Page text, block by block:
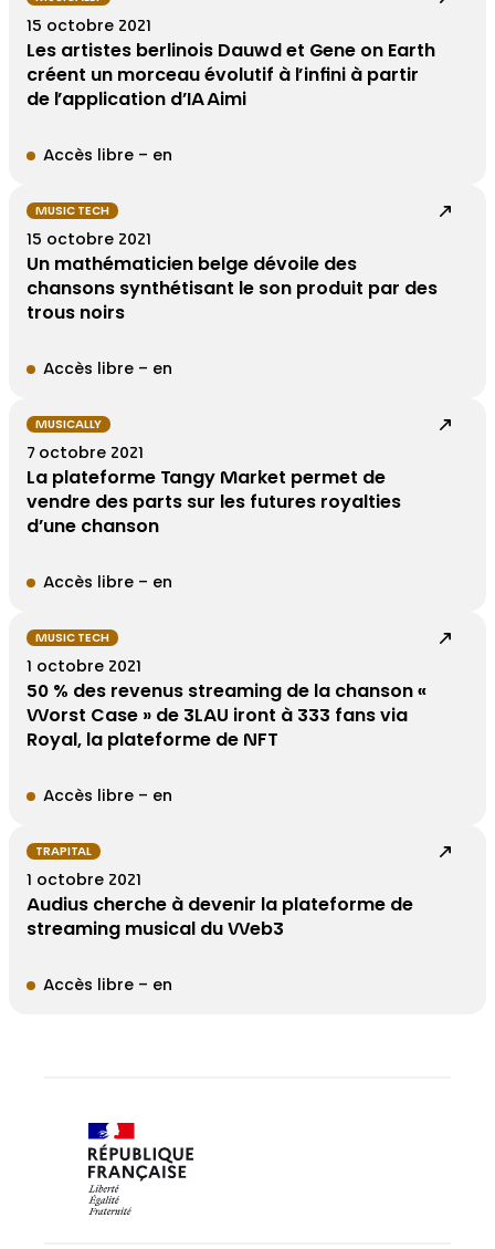
15 octobre 2021
Les artistes berlinois Dauwd et Gene on Earth
créent un morceau évolutif à l’infini à partir
de l’application d’IA Aimi
Accès libre – en
MUSIC TECH
15 octobre 2021
Un mathématicien belge dévoile des
chansons synthétisant le son produit par des
trous noirs
Accès libre – en
MUSICALLY
7 octobre 2021
La plateforme Tangy Market permet de
vendre des parts sur les futures royalties
d’une chanson
Accès libre – en
MUSIC TECH
1 octobre 2021
50 % des revenus streaming de la chanson «
Worst Case » de 3LAU iront à 333 fans via
Royal, la plateforme de NFT
Accès libre – en
TRAPITAL
1 octobre 2021
Audius cherche à devenir la plateforme de
streaming musical du Web3
Accès libre – en